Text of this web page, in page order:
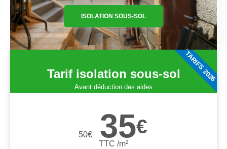
ISOLATION SOUS-SOL
Tarif isolation sous-sol
Avant déduction des aides
50€ 35€
TTC /m²
TARIFS 2026